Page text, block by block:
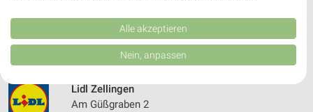
Heute 07:00 - 20:00 Uhr |
380,07 km • Angebote: 2 Prospekte
Lidl Zellingen
Am Güßgraben 2
Kombinationen von Daten aus verschiedenen Quellen. Entwicklung und
Verbesserung der Angebote. Verwendung reduzierter Daten zur Auswahl
von Inhalten.
Daten können außerhalb der Europäischen Union weitergegeben und in die
Website/App.
Partnerliste anzeigen (1 IAB-Anbieter)
Alle akzeptieren
Nein, anpassen